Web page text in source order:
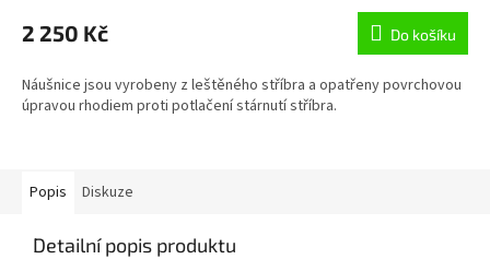
M
A
2 250 Kč Do košíku
Náušnice jsou vyrobeny z leštěného stříbra a opatřeny povrchovou
úpravou rhodiem proti potlačení stárnutí stříbra.
Popis Diskuze
Detailní popis produktu